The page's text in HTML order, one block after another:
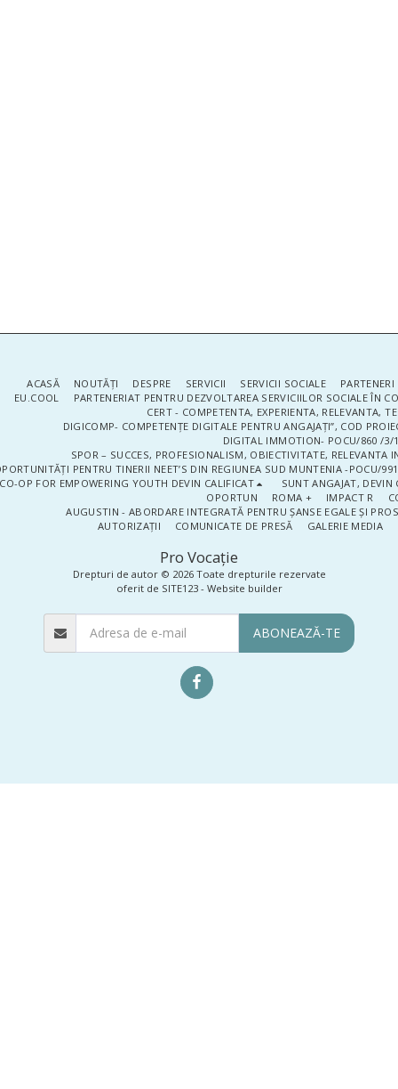
Pro Vocaţie
Drepturi de autor © 2026 Toate drepturile rezervate
oferit de SITE123- Website builder
ACASĂ NOUTĂŢI DESPRE SERVICII SERVICII SOCIALE
EU.COOL
PARTENERIAT PENTRU DEZVOLTAREA SERVICIILOR SOCIALE ÎN
CERT - COMPETENTA, EXPERIENTA, RELEVANTA,
DIGICOMP- COMPETENȚE DIGITALE PENTRU ANGAJAȚI”, COD
DIGITAL IMMOTION- POCU/860 /3/
SPOR – SUCCES, PROFESIONALISM, OBIECTIVITATE, RELEVANTA
PENTRU TINERII NEET’S DIN REGIUNEA SUD MUNTENIA -POCU/
CO-OP FOR EMPOWERING YOUTH DEVIN CALIFICAT
SUNT ANGAJAT, DEVIN
OPORTUN
ROMA + IMPACT R
AUGUSTIN - ABORDARE INTEGRATĂ PENTRU ȘANSE EGALE ȘI
AUTORIZAȚII
COMUNICATE DE PRESĂ GALERIE MEDIA
ABONEAZĂ-TE